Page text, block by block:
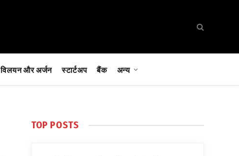
विलयन और अर्जन स्टार्टअप बैंक अन्य
TOP POSTS